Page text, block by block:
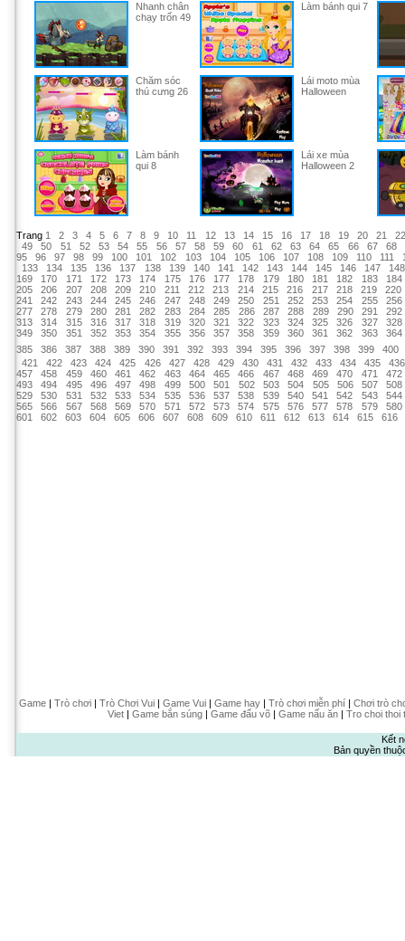
Nhanh chân
chạy trốn 49
Làm bánh qui 7
Chăm sóc
thú cưng 26
Lái moto mùa
Halloween
Làm bánh
qui 8
Lái xe mùa
Halloween 2
Trang 1 2 3 4 5 6 7 8 9 10 11 12 13 14 15 16 17 18 19 20 21
22
49
50 51 52 53 54 55 56 57 58 59 60 61 62 63 64 65 66 67
68
95
96 97 98 99 100 101 102 103 104 105 106 107 108 109 110 111
133
134 135 136 137 138 139 140 141 142 143 144 145 146 147
148
169
170 171 172 173 174 175 176 177 178 179 180 181 182 183
184
205
206 207 208 209 210 211 212 213 214 215 216 217 218 219
220
241
242 243 244 245 246 247 248 249 250 251 252 253 254 255
256
277
278 279 280 281 282 283 284 285 286 287 288 289 290 291
292
313
314 315 316 317 318 319 320 321 322 323 324 325 326 327
328
349
350 351 352 353 354 355 356 357 358 359 360 361 362 363
364
385
386 387 388 389 390 391 392 393 394 395 396 397 398 399
400
421
422 423 424 425 426 427 428 429 430 431 432 433 434 435
436
457
458 459 460 461 462 463 464 465 466 467 468 469 470 471
472
493
494 495 496 497 498 499 500 501 502 503 504 505 506 507
508
529
530 531 532 533 534 535 536 537 538 539 540 541 542 543
544
565
566 567 568 569 570 571 572 573 574 575 576 577 578 579
580
601
602 603 604 605 606 607 608 609 610 611 612 613 614 615 616
Game| Trò chơi| Trò Chơi Vui| Game Vui| Game hay| Trò chơi miễn phí| Chơi trò
Viet| Game bắn súng| Game đấu võ| Game nấu ăn| Tro choi thoi
Kết
Bản quyền